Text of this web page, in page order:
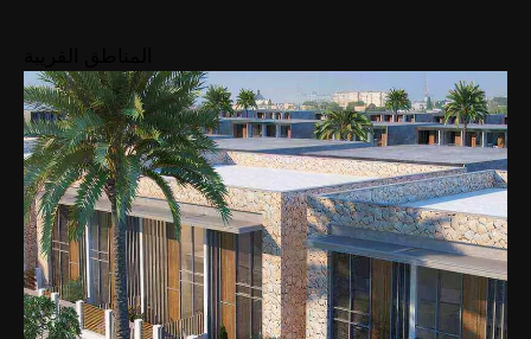
7
25مليون -37مليون
المتوسطAED 32مليون
عرض